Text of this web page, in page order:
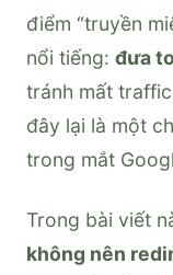
điểm “truyền
nổi tiếng: đưa
tránh mất
đây lại là một
trong mắt
Trong bài viết
không nên